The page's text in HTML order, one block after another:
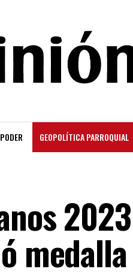
GEOPOLÍTICA PARROQUIAL